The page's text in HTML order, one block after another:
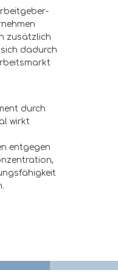
zusätzlich
dadurch
durch
wirkt
entgegen